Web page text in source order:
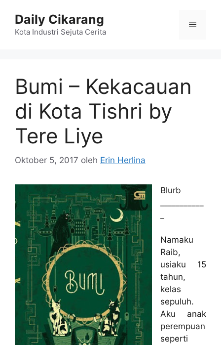
Daily Cikarang
Kota Industri Sejuta Cerita
Menu
Bumi – Kekacauan
di Kota Tishri by
Tere Liye
Oktober 5, 2017 oleh Erin Herlina
Blurb
Namaku
Raib,
usiaku 15
tahun,
kelas
sepuluh.
Aku anak
perempuan
seperti